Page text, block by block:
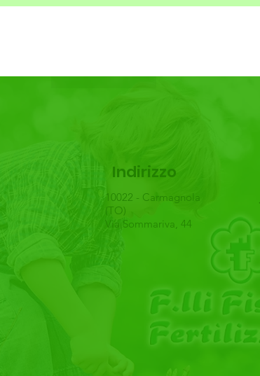
Indirizzo
10022 - Carmagnola
(TO)
Via Sommariva, 44